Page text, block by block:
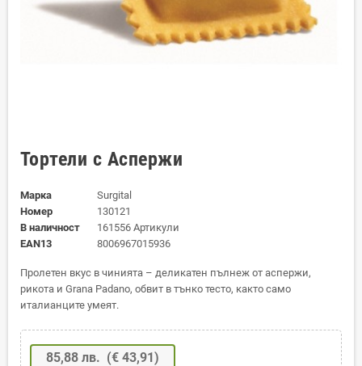
Тортели с Аспержи
Марка
Surgital
Номер
130121
В наличност
161556 Артикули
EAN13
8006967015936
Пролетен вкус в чинията – деликатен пълнеж от аспержи,
рикота и Grana Padano, обвит в тънко тесто, както само
италианците умеят.
85,88 лв. (€ 43,91)